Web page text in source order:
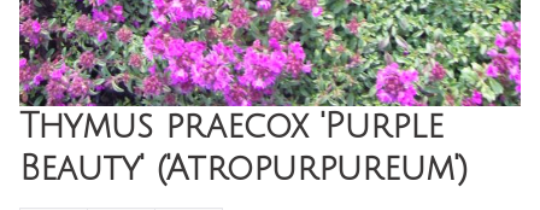
Thymus praecox 'Purple
Beauty' ('Atropurpureum')